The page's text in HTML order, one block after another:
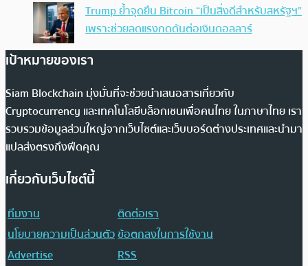
Trump ย้ำจุดยืน Bitcoin “เป็นสิ่งดีสำหรับสหรัฐฯ”
เพราะช่วยลดแรงกดดันต่อเงินดอลลาร์
เป้าหมายของเรา
Siam Blockchain มุ่งมั่นที่จะช่วยนำเสนอสารเกี่ยวกับ
Cryptocurrency และเทคโนโลยีบล็อกเชนเพื่อคนไทย ในภาษาไทย เรา
รวบรวมข้อมูลส่วนใหญ่จากเว็บไซต์และเว็บบอร์ดต่างประเทศและนำมา
แปลส่งตรงถึงฟีดคุณ
เกี่ยวกับเว็บไซต์นี้
ทีมงาน
ติดต่อเรา
นโยบายความเป็นส่วนตัวข้อตกลงในการใช้งาน
Advertise
RSS